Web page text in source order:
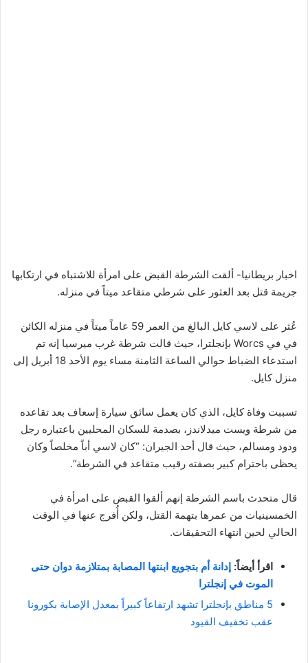
اخبار بريطانيا- ألقت الشرطة القبض على امرأة للاشتباه في ارتكابها
جريمة قتل بعد العثور على شرطي متقاعد ميتاً في منزله.
عُثر على لاسي كايل البالغ من العمر 59 عاماً ميتاً في منزله الكائن
في في Worcs بإنجلترا، حيث قالت شرطة غرب ميرسيا إنه تم
استدعاء الضباط حوالي الساعة الثامنة مساء يوم الأحد 18 أبريل إلى
منزل كايل.
تسببت وفاة كايل، الذي كان يعمل سائق سيارة إسعاف بعد تقاعده
من شرطة ويست ميدلاندز، بصدمة للسكان المحليين باعتباره رجل
ودود ومسالم، حيث قال أحد الجيران: “كان لاسي أباً مخلصاً وكان
يحظى باحترام كبير بصفته رقيب متقاعد في الشرطة”.
قال متحدث باسم الشرطة إنهم ألقوا القبض على امرأة في
الخمسينيات من عمرها بتهمة القتل، ولكن أُفرج عنها في الوقت
الحالي لحين انتهاء التحقيقات.
اقرأ أيضاً: إدانة أم بتجويع ابنتها المصابة بمتلازمة دوان حتى
الموت في إنجلترا
5 مناطق بإنجلترا تشهد ارتفاعاً كبيراً بمعدل الإصابة بكورونا
عقب تخفيف القيود